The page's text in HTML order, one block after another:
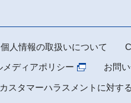
個人情報の取扱いについて
ディアポリシー お問
カスタマーハラスメントに対す